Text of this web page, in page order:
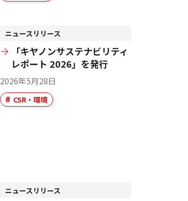
ニュースリリース
「キヤノンサステナビリティ
レポート 2026」を発行
2026年5月28日
CSR・環境
ニュースリリース